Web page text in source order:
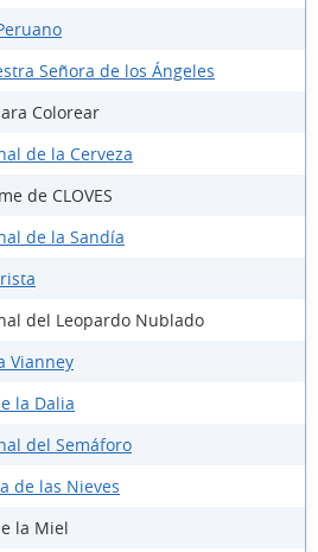
Señora de los Ángeles
Colorear
de la Cerveza
de CLOVES
de la Sandía
del Leopardo Nublado
Vianney
la Dalia
del Semáforo
de las Nieves
la Miel